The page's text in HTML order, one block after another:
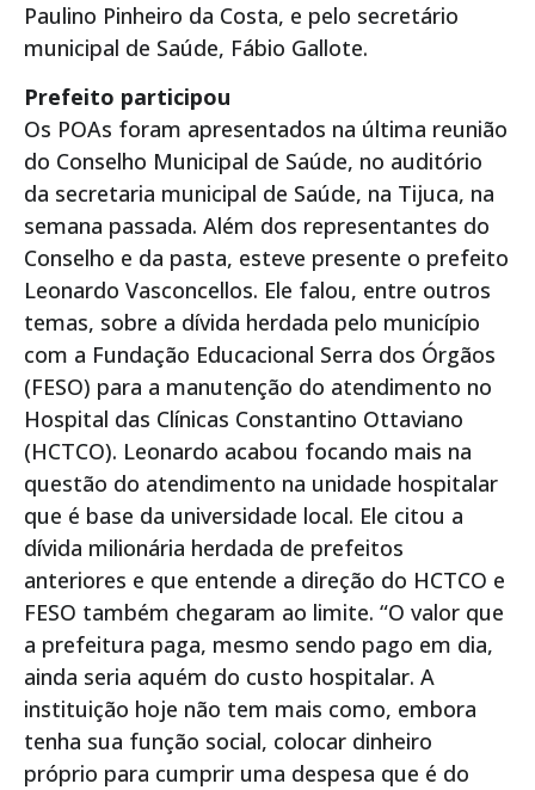
Paulino Pinheiro da Costa, e pelo secretário
municipal de Saúde, Fábio Gallote.
Prefeito participou
Os POAs foram apresentados na última reunião
do Conselho Municipal de Saúde, no auditório
da secretaria municipal de Saúde, na Tijuca, na
semana passada. Além dos representantes do
Conselho e da pasta, esteve presente o prefeito
Leonardo Vasconcellos. Ele falou, entre outros
temas, sobre a dívida herdada pelo município
com a Fundação Educacional Serra dos Órgãos
(FESO) para a manutenção do atendimento no
Hospital das Clínicas Constantino Ottaviano
(HCTCO). Leonardo acabou focando mais na
questão do atendimento na unidade hospitalar
que é base da universidade local. Ele citou a
dívida milionária herdada de prefeitos
anteriores e que entende a direção do HCTCO e
FESO também chegaram ao limite. “O valor que
a prefeitura paga, mesmo sendo pago em dia,
ainda seria aquém do custo hospitalar. A
instituição hoje não tem mais como, embora
tenha sua função social, colocar dinheiro
próprio para cumprir uma despesa que é do